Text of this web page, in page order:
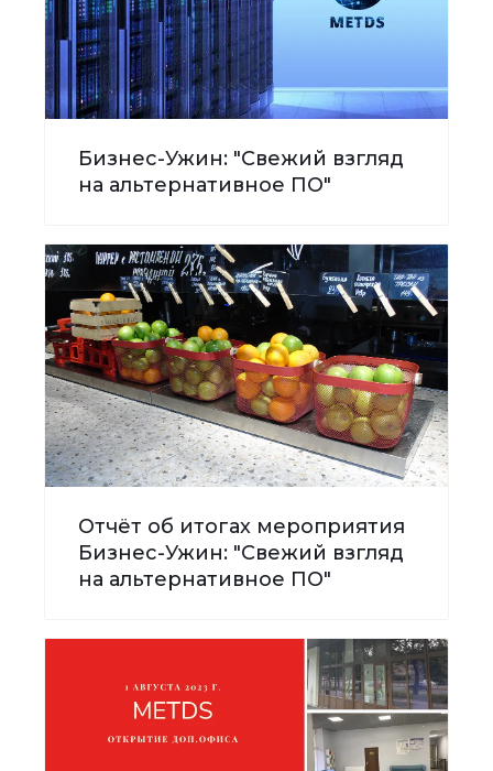
Бизнес-Ужин: "Свежий взгляд
на альтернативное ПО"
Отчёт об итогах мероприятия
Бизнес-Ужин: "Свежий взгляд
на альтернативное ПО"